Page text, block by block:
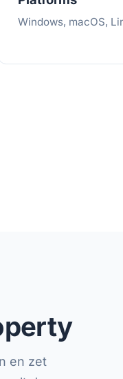
Windows, macOS,
en zet